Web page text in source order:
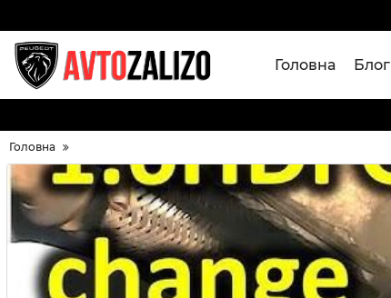
Головна Блог
Головна